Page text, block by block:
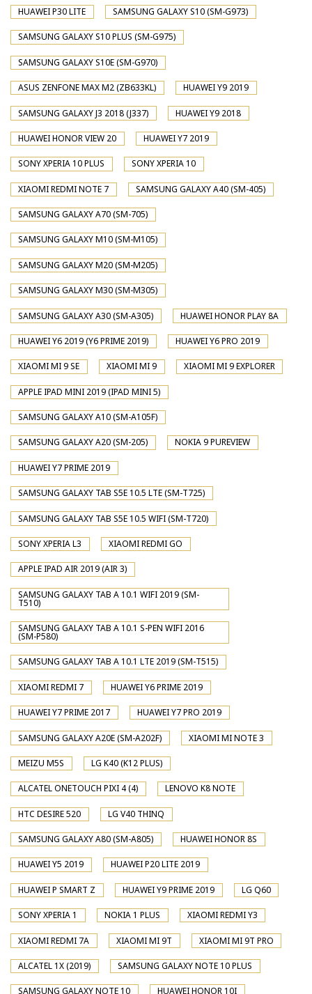
HUAWEI P30 LITE SAMSUNG GALAXY S10 (SM-G973)
SAMSUNG GALAXY S10 PLUS (SM-G975)
SAMSUNG GALAXY S10E (SM-G970)
ASUS ZENFONE MAX M2 (ZB633KL) HUAWEI Y9 2019
SAMSUNG GALAXY J3 2018 (J337) HUAWEI Y9 2018
HUAWEI HONOR VIEW 20 HUAWEI Y7 2019
SONY XPERIA 10 PLUS SONY XPERIA 10
XIAOMI REDMI NOTE 7 SAMSUNG GALAXY A40 (SM-405)
SAMSUNG GALAXY A70 (SM-705)
SAMSUNG GALAXY M10 (SM-M105)
SAMSUNG GALAXY M20 (SM-M205)
SAMSUNG GALAXY M30 (SM-M305)
SAMSUNG GALAXY A30 (SM-A305) HUAWEI HONOR PLAY 8A
HUAWEI Y6 2019 (Y6 PRIME 2019) HUAWEI Y6 PRO 2019
XIAOMI MI 9 SE XIAOMI MI 9 XIAOMI MI 9 EXPLORER
APPLE IPAD MINI 2019 (IPAD MINI 5)
SAMSUNG GALAXY A10 (SM-A105F)
SAMSUNG GALAXY A20 (SM-205) NOKIA 9 PUREVIEW
HUAWEI Y7 PRIME 2019
SAMSUNG GALAXY TAB S5E 10.5 LTE (SM-T725)
SAMSUNG GALAXY TAB S5E 10.5 WIFI (SM-T720)
SONY XPERIA L3 XIAOMI REDMI GO
APPLE IPAD AIR 2019 (AIR 3)
SAMSUNG GALAXY TAB A 10.1 WIFI 2019 (SM-
T510)
SAMSUNG GALAXY TAB A 10.1 S-PEN WIFI 2016
(SM-P580)
SAMSUNG GALAXY TAB A 10.1 LTE 2019 (SM-T515)
XIAOMI REDMI 7 HUAWEI Y6 PRIME 2019
HUAWEI Y7 PRIME 2017 HUAWEI Y7 PRO 2019
SAMSUNG GALAXY A20E (SM-A202F) XIAOMI MI NOTE 3
MEIZU M5S LG K40 (K12 PLUS)
ALCATEL ONETOUCH PIXI 4 (4) LENOVO K8 NOTE
HTC DESIRE 520 LG V40 THINQ
SAMSUNG GALAXY A80 (SM-A805) HUAWEI HONOR 8S
HUAWEI Y5 2019 HUAWEI P20 LITE 2019
HUAWEI P SMART Z HUAWEI Y9 PRIME 2019 LG Q60
SONY XPERIA 1 NOKIA 1 PLUS XIAOMI REDMI Y3
XIAOMI REDMI 7A XIAOMI MI 9T XIAOMI MI 9T PRO
ALCATEL 1X (2019) SAMSUNG GALAXY NOTE 10 PLUS
SAMSUNG GALAXY NOTE 10 HUAWEI HONOR 10I